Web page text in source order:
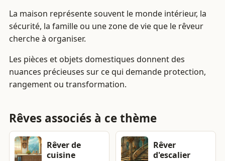
La maison représente souvent le monde intérieur, la
sécurité, la famille ou une zone de vie que le rêveur
cherche à organiser.
Les pièces et objets domestiques donnent des
nuances précieuses sur ce qui demande protection,
rangement ou transformation.
Rêves associés à ce thème
Rêver de
cuisine
Rêver
d'escalier